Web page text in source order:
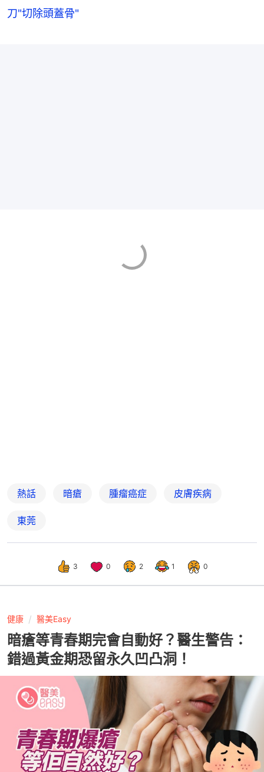
刀"切除頭蓋骨"
熱話 暗瘡 腫瘤癌症 皮膚疾病
東莞
3 0 2 1 0
健康 醫美Easy
暗瘡等青春期完會自動好？醫生警告：
錯過黃金期恐留永久凹凸洞！